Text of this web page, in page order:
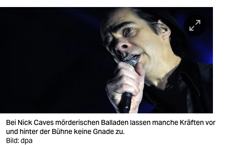
verlag
Bei Nick Caves mörderischen Balladen lassen manche Kräften vor
und hinter der Bühne keine Gnade zu.
Bild: dpa